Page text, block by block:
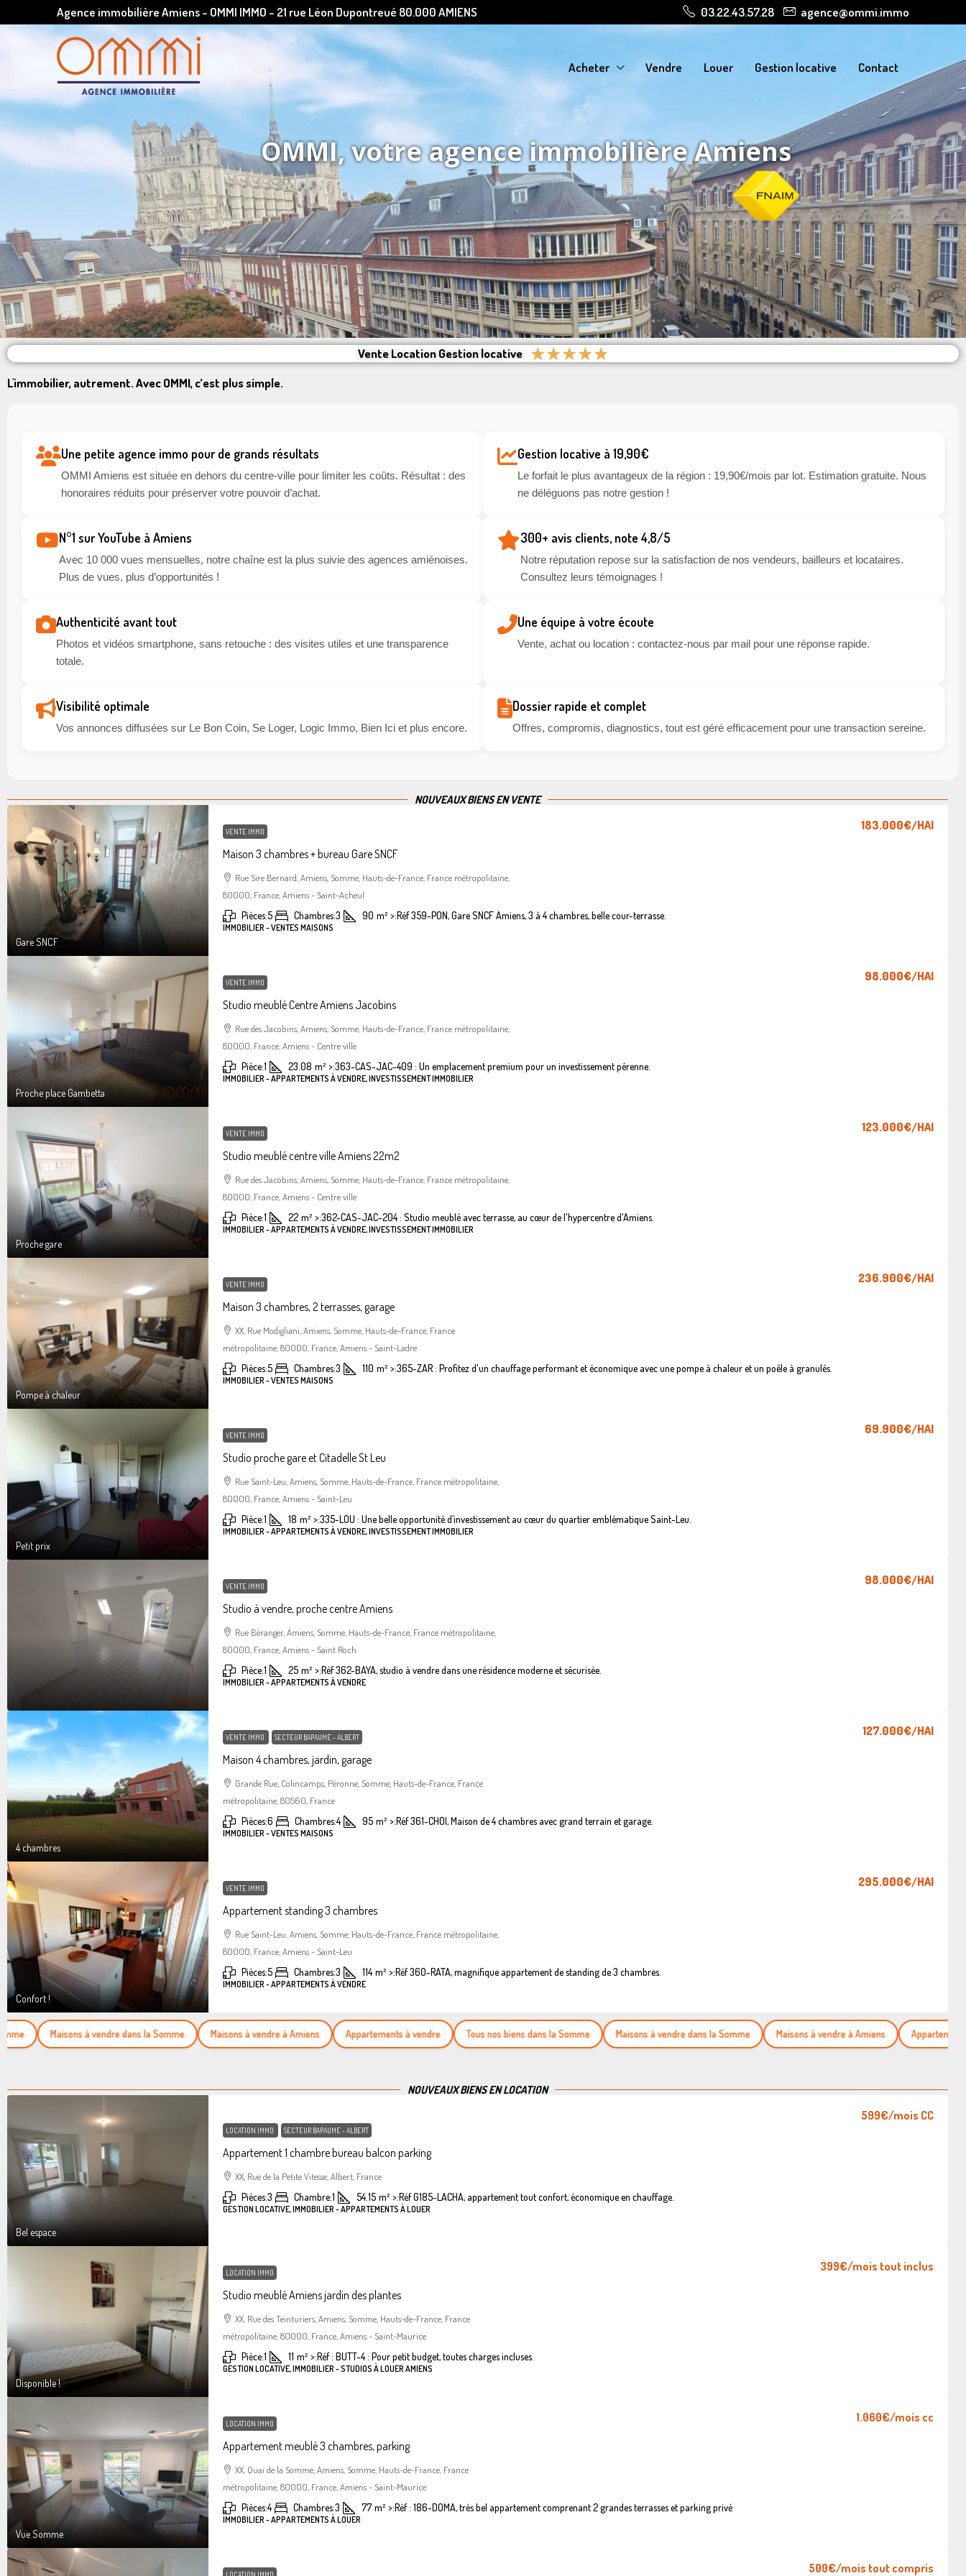
Agence immobilière Amiens - OMMI IMMO - 21 rue Léon Dupontreué 80.000 AMIENS 03.22.43.57.28 agence@ommi.immo
Acheter Vendre Louer Gestion locative Contact
OMMI, votre agence immobilière Amiens
Vente Location Gestion locative ★★★★★
L'immobilier, autrement. Avec OMMI, c’est plus simple.
Une petite agence immo pour de grands résultats
OMMI Amiens est située en dehors du centre-ville pour limiter les coûts. Résultat : des
honoraires réduits pour préserver votre pouvoir d’achat.
Gestion locative à 19,90€
Le forfait le plus avantageux de la région : 19,90€/mois par lot. Estimation gratuite. Nous
ne déléguons pas notre gestion !
N°1 sur YouTube à Amiens
Avec 10 000 vues mensuelles, notre chaîne est la plus suivie des agences amiénoises.
Plus de vues, plus d’opportunités !
300+ avis clients, note 4,8/5
Notre réputation repose sur la satisfaction de nos vendeurs, bailleurs et locataires.
Consultez leurs témoignages !
Authenticité avant tout
Photos et vidéos smartphone, sans retouche : des visites utiles et une transparence
totale.
Une équipe à votre écoute
Vente, achat ou location : contactez-nous par mail pour une réponse rapide.
Visibilité optimale
Vos annonces diffusées sur Le Bon Coin, Se Loger, Logic Immo, Bien Ici et plus encore.
Dossier rapide et complet
Offres, compromis, diagnostics, tout est géré efficacement pour une transaction sereine.
NOUVEAUX BIENS EN VENTE
Gare SNCF
VENTE IMMO
Maison 3 chambres + bureau Gare SNCF
183.000€/HAI
Rue Sire Bernard, Amiens, Somme, Hauts-de-France, France métropolitaine,
80000, France, Amiens - Saint-Acheul
Pièces:5 Chambres:3 90 m² >:Réf 359-PON, Gare SNCF Amiens, 3 à 4 chambres, belle cour-terrasse.
IMMOBILIER - VENTES MAISONS
Proche place Gambetta
VENTE IMMO
Studio meublé Centre Amiens Jacobins
98.000€/HAI
Rue des Jacobins, Amiens, Somme, Hauts-de-France, France métropolitaine,
80000, France, Amiens - Centre ville
Pièce:1 23.08 m² >:363-CAS-JAC-409 : Un emplacement premium pour un investissement pérenne.
IMMOBILIER - APPARTEMENTS À VENDRE, INVESTISSEMENT IMMOBILIER
Proche gare
VENTE IMMO
Studio meublé centre ville Amiens 22m2
123.000€/HAI
Rue des Jacobins, Amiens, Somme, Hauts-de-France, France métropolitaine,
80000, France, Amiens - Centre ville
Pièce:1 22 m² >:362-CAS-JAC-204 : Studio meublé avec terrasse, au cœur de l'hypercentre d'Amiens.
IMMOBILIER - APPARTEMENTS À VENDRE, INVESTISSEMENT IMMOBILIER
Pompe à chaleur
VENTE IMMO
Maison 3 chambres, 2 terrasses, garage
236.900€/HAI
XX, Rue Modigliani, Amiens, Somme, Hauts-de-France, France
métropolitaine, 80000, France, Amiens - Saint-Ladre
Pièces:5 Chambres:3 110 m² >:365-ZAR : Profitez d'un chauffage performant et économique avec une pompe à chaleur et un poêle à granulés.
IMMOBILIER - VENTES MAISONS
Petit prix
VENTE IMMO
Studio proche gare et Citadelle St Leu
69.900€/HAI
Rue Saint-Leu, Amiens, Somme, Hauts-de-France, France métropolitaine,
80000, France, Amiens - Saint-Leu
Pièce:1 18 m² >:335-LOU : Une belle opportunité d’investissement au cœur du quartier emblématique Saint-Leu.
IMMOBILIER - APPARTEMENTS À VENDRE, INVESTISSEMENT IMMOBILIER
VENTE IMMO
Studio à vendre, proche centre Amiens
98.000€/HAI
Rue Béranger, Amiens, Somme, Hauts-de-France, France métropolitaine,
80000, France, Amiens - Saint Roch
Pièce:1 25 m² >:Réf 362-BAYA, studio à vendre dans une résidence moderne et sécurisée.
IMMOBILIER - APPARTEMENTS À VENDRE
4 chambres
VENTE IMMO SECTEUR BAPAUME - ALBERT
Maison 4 chambres, jardin, garage
127.000€/HAI
Grande Rue, Colincamps, Péronne, Somme, Hauts-de-France, France
métropolitaine, 80560, France
Pièces:6 Chambres:4 95 m² >:Réf 361-CHOI, Maison de 4 chambres avec grand terrain et garage.
IMMOBILIER - VENTES MAISONS
Confort !
VENTE IMMO
Appartement standing 3 chambres
295.000€/HAI
Rue Saint-Leu, Amiens, Somme, Hauts-de-France, France métropolitaine,
80000, France, Amiens - Saint-Leu
Pièces:5 Chambres:3 114 m² >:Réf 360-RATA, magnifique appartement de standing de 3 chambres.
IMMOBILIER - APPARTEMENTS À VENDRE
Maisons à vendre dans la Somme Maisons à vendre à Amiens Appartements à vendre Tous nos biens dans la Somme Maisons à vendre dans la Somme Maisons à vendre à Amiens Appartements à
NOUVEAUX BIENS EN LOCATION
Bel espace
LOCATION IMMO SECTEUR BAPAUME - ALBERT
Appartement 1 chambre bureau balcon parking
599€/mois CC
XX, Rue de la Petite Vitesse, Albert, France
Pièces:3 Chambre:1 54.15 m² >:Réf G185-LACHA, appartement tout confort, économique en chauffage.
GESTION LOCATIVE, IMMOBILIER - APPARTEMENTS À LOUER
Disponible !
LOCATION IMMO
Studio meublé Amiens jardin des plantes
399€/mois tout inclus
XX, Rue des Teinturiers, Amiens, Somme, Hauts-de-France, France
métropolitaine, 80000, France, Amiens - Saint-Maurice
Pièce:1 11 m² >:Réf : BUTT-4 : Pour petit budget, toutes charges incluses.
GESTION LOCATIVE, IMMOBILIER - STUDIOS À LOUER AMIENS
Vue Somme
LOCATION IMMO
Appartement meublé 3 chambres, parking
1.060€/mois cc
XX, Quai de la Somme, Amiens, Somme, Hauts-de-France, France
métropolitaine, 80000, France, Amiens - Saint-Maurice
Pièces:4 Chambres:3 77 m² >:Réf : 186-DOMA, très bel appartement comprenant 2 grandes terrasses et parking privé
IMMOBILIER - APPARTEMENTS À LOUER
500€/mois tout compris